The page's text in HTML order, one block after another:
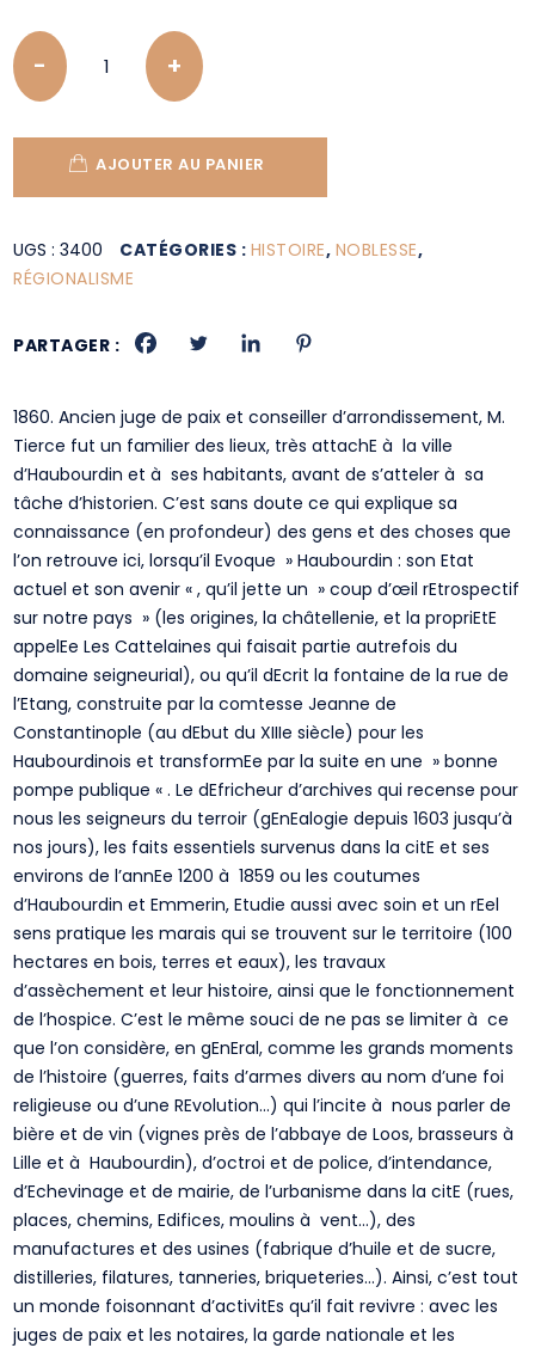
Quantity
AJOUTER AU PANIER
UGS :3400 CATÉGORIES : HISTOIRE, NOBLESSE,
RÉGIONALISME
PARTAGER :
1860. Ancien juge de paix et conseiller d’arrondissement, M.
Tierce fut un familier des lieux, très attachE à la ville
d’Haubourdin et à ses habitants, avant de s’atteler à sa
tâche d’historien. C’est sans doute ce qui explique sa
connaissance (en profondeur) des gens et des choses que
l’on retrouve ici, lorsqu’il Evoque » Haubourdin : son Etat
actuel et son avenir « , qu’il jette un » coup d’œil rEtrospectif
sur notre pays » (les origines, la châtellenie, et la propriEtE
appelEe Les Cattelaines qui faisait partie autrefois du
domaine seigneurial), ou qu’il dEcrit la fontaine de la rue de
l’Etang, construite par la comtesse Jeanne de
Constantinople (au dEbut du XIIIe siècle) pour les
Haubourdinois et transformEe par la suite en une » bonne
pompe publique « . Le dEfricheur d’archives qui recense pour
nous les seigneurs du terroir (gEnEalogie depuis 1603 jusqu’à
nos jours), les faits essentiels survenus dans la citE et ses
environs de l’annEe 1200 à 1859 ou les coutumes
d’Haubourdin et Emmerin, Etudie aussi avec soin et un rEel
sens pratique les marais qui se trouvent sur le territoire (100
hectares en bois, terres et eaux), les travaux
d’assèchement et leur histoire, ainsi que le fonctionnement
de l’hospice. C’est le même souci de ne pas se limiter à ce
que l’on considère, en gEnEral, comme les grands moments
de l’histoire (guerres, faits d’armes divers au nom d’une foi
religieuse ou d’une REvolution…) qui l’incite à nous parler de
bière et de vin (vignes près de l’abbaye de Loos, brasseurs à
Lille et à Haubourdin), d’octroi et de police, d’intendance,
d’Echevinage et de mairie, de l’urbanisme dans la citE (rues,
places, chemins, Edifices, moulins à vent…), des
manufactures et des usines (fabrique d’huile et de sucre,
distilleries, filatures, tanneries, briqueteries…). Ainsi, c’est tout
un monde foisonnant d’activitEs qu’il fait revivre : avec les
juges de paix et les notaires, la garde nationale et les